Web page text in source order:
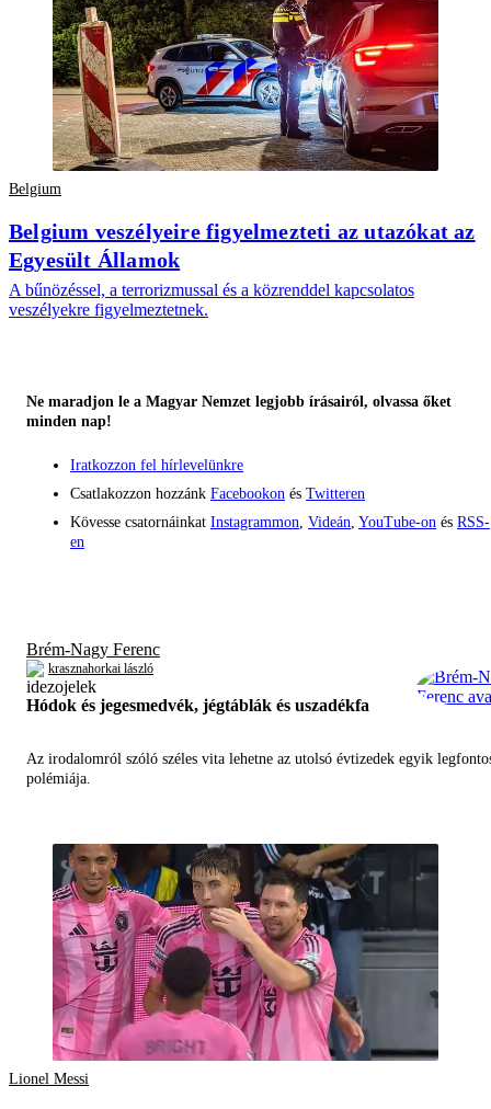
Belgium
Belgium veszélyeire figyelmezteti az utazókat az
Egyesült Államok
A bűnözéssel, a terrorizmussal és a közrenddel kapcsolatos
veszélyekre figyelmeztetnek.
Ne maradjon le a Magyar Nemzet legjobb írásairól, olvassa őket
minden nap!
Iratkozzon fel hírlevelünkre
Csatlakozzon hozzánk Facebookon és Twitteren
Kövesse csatornáinkat Instagrammon, Videán, YouTube-on és RSS-
en
Brém-Nagy Ferenc
krasznahorkai lászló
Hódok és jegesmedvék, jégtáblák és uszadékfa
Az irodalomról szóló széles vita lehetne az utolsó évtizedek egyik
polémiája.
Lionel Messi